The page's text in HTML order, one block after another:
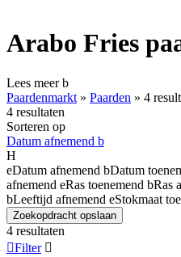
Arabo Fries
Lees meerb
Paardenmarkt » Paarden » 4
4 resultaten
Sorteren op
Datum afnemend b
H
eDatum afnemend bDatum
afnemend eRas toenemend bRas
bLeeftijd afnemend eStokmaat
Zoekopdracht opslaan
4 resultaten
Filter 